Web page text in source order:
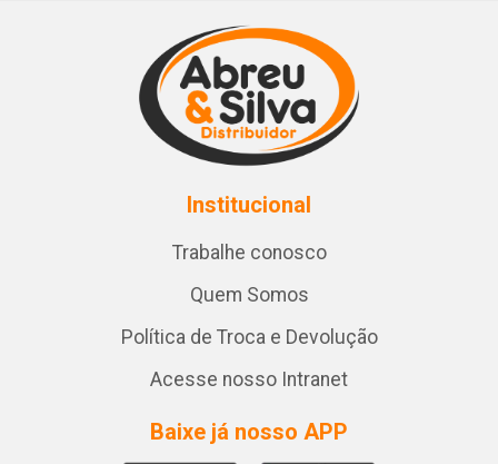
Institucional
Trabalhe conosco
Quem Somos
Política de Troca e Devolução
Acesse nosso Intranet
Baixe já nosso APP